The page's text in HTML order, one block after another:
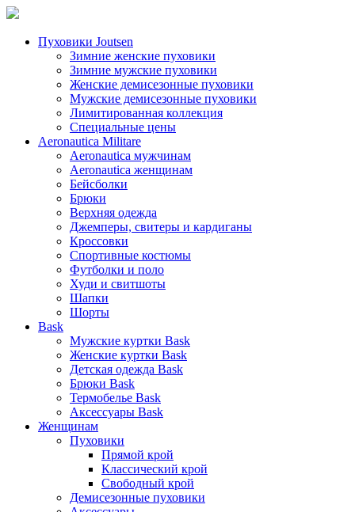
Пуховики Joutsen
Зимние женские пуховики
Зимние мужские пуховики
Женские демисезонные пуховики
Мужские демисезонные пуховики
Лимитированная коллекция
Специальные цены
Aeronautica Militare
Aeronautica мужчинам
Aeronautica женщинам
Бейсболки
Брюки
Верхняя одежда
Джемперы, свитеры и кардиганы
Кроссовки
Спортивные костюмы
Футболки и поло
Худи и свитшоты
Шапки
Шорты
Bask
Мужские куртки Bask
Женские куртки Bask
Детская одежда Bask
Брюки Bask
Термобелье Bask
Аксессуары Bask
Женщинам
Пуховики
Прямой крой
Классический крой
Свободный крой
Демисезонные пуховики